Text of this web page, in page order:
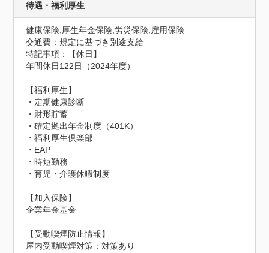
待遇・福利厚生
健康保険,厚生年金保険,労災保険,雇用保険
交通費：規定に基づき別途支給
特記事項：【休日】
年間休日122日（2024年度）
【福利厚生】
・定期健康診断
・財形貯蓄
・確定拠出年金制度（401K）
・福利厚生倶楽部
・EAP
・時短勤務
・育児・介護休暇制度
【加入保険】
企業年金基金
【受動喫煙防止情報】
屋内受動喫煙対策：対策あり